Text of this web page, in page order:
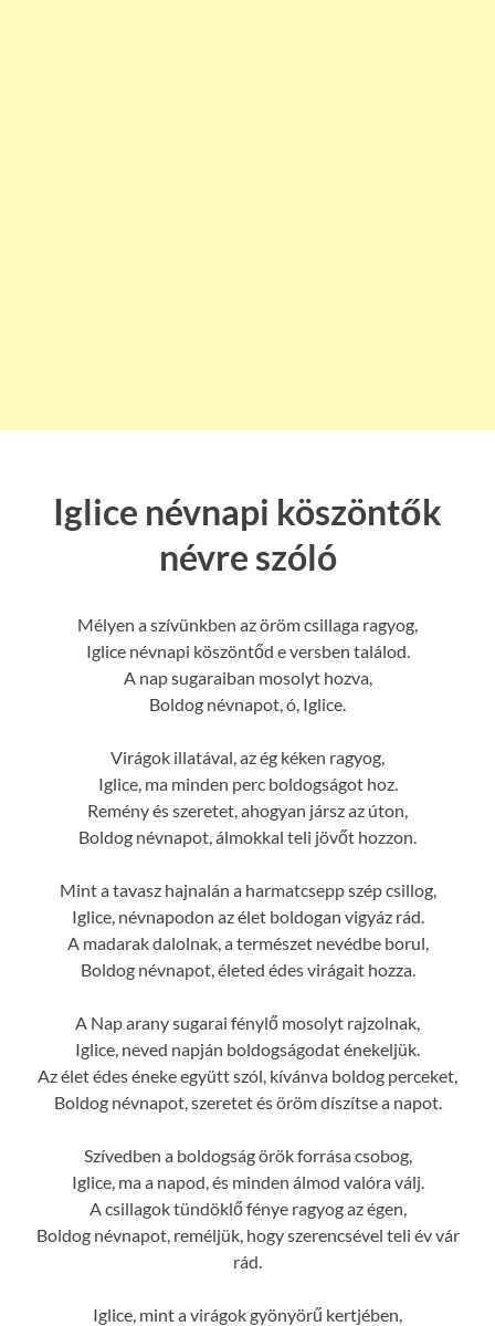
Iglice névnapi köszöntők
névre szóló
Mélyen a szívünkben az öröm csillaga ragyog,
Iglice névnapi köszöntőd e versben találod.
A nap sugaraiban mosolyt hozva,
Boldog névnapot, ó, Iglice.
Virágok illatával, az ég kéken ragyog,
Iglice, ma minden perc boldogságot hoz.
Remény és szeretet, ahogyan jársz az úton,
Boldog névnapot, álmokkal teli jövőt hozzon.
Mint a tavasz hajnalán a harmatcsepp szép csillog,
Iglice, névnapodon az élet boldogan vigyáz rád.
A madarak dalolnak, a természet nevédbe borul,
Boldog névnapot, életed édes virágait hozza.
A Nap arany sugarai fénylő mosolyt rajzolnak,
Iglice, neved napján boldogságodat énekeljük.
Az élet édes éneke együtt szól, kívánva boldog perceket,
Boldog névnapot, szeretet és öröm díszítse a napot.
Szívedben a boldogság örök forrása csobog,
Iglice, ma a napod, és minden álmod valóra válj.
A csillagok tündöklő fénye ragyog az égen,
Boldog névnapot, reméljük, hogy szerencsével teli év vár
rád.
Iglice, mint a virágok gyönyörű kertjében,